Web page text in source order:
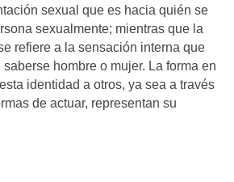
sexual que es hacia quién se
sexualmente; mientras que la
refiere a la sensación interna que
hombre o mujer. La forma en
identidad a otros, ya sea a través
de actuar, representan su